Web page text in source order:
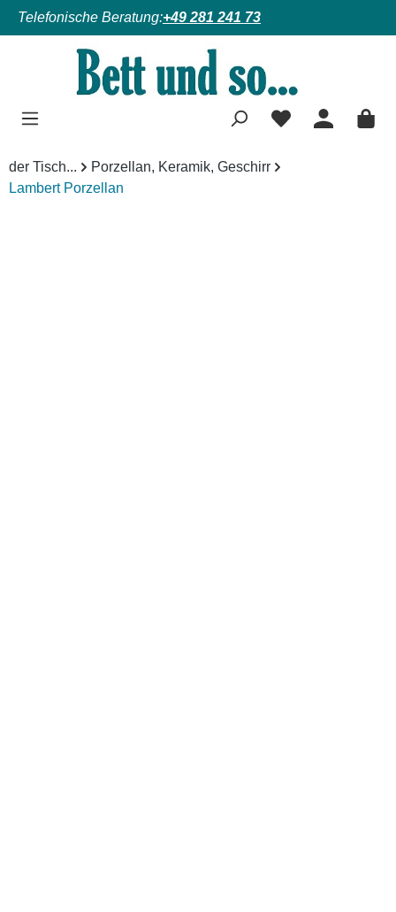
Zum Hauptinhalt springen
Telefonische Beratung:+49 281 241 73
der Tisch...
Porzellan, Keramik, Geschirr
Lambert Porzellan